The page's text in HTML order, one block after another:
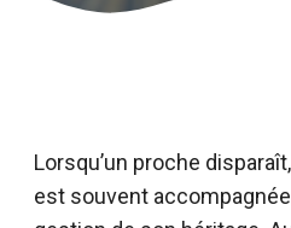
Lorsqu’un proche
est souvent